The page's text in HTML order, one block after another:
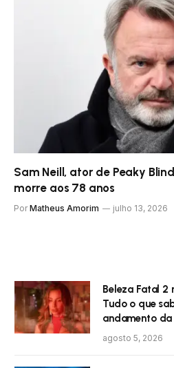
Sam Neill, ator de Peaky
morre aos 78 anos
Por Matheus Amorim julho 13, 2026
Beleza Fatal 2
Tudo o que
andamento
agosto 5, 2026